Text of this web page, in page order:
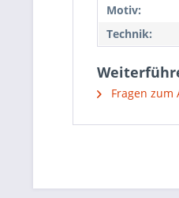
Motiv:
Technik:
Fragen zum